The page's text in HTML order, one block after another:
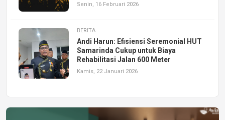
Senin, 16 Februari 2026
BERITA
Andi Harun: Efisiensi Seremonial HUT
Samarinda Cukup untuk Biaya
Rehabilitasi Jalan 600 Meter
Kamis, 22 Januari 2026